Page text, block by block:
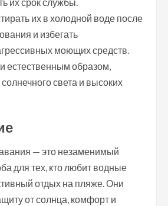
их в холодной воде после
и избегать
моющих средств.
естественным образом,
света и высоких
— это незаменимый
для тех, кто любит водные
отдых на пляже. Они
от солнца, комфорт и